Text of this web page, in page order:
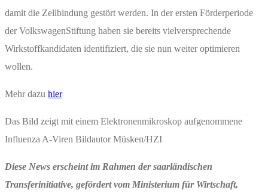
damit die Zellbindung gestört werden. In der ersten Förderperiode
der VolkswagenStiftung haben sie bereits vielversprechende
Wirkstoffkandidaten identifiziert, die sie nun weiter optimieren
wollen.
Mehr dazu hier
Das Bild zeigt mit einem Elektronenmikroskop aufgenommene
Influenza A-Viren Bildautor Müsken/HZI
Diese News erscheint im Rahmen der saarländischen
Transferinitiative, gefördert vom Ministerium für Wirtschaft,